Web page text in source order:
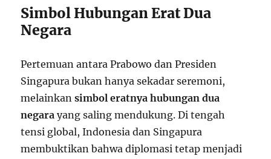
Simbol Hubungan Erat Dua
Negara
Pertemuan antara Prabowo dan Presiden
Singapura bukan hanya sekadar seremoni,
melainkansimbol eratnya hubungan dua
negara yang saling mendukung. Di tengah
tensi global, Indonesia dan Singapura
membuktikan bahwa diplomasi tetap menjadi